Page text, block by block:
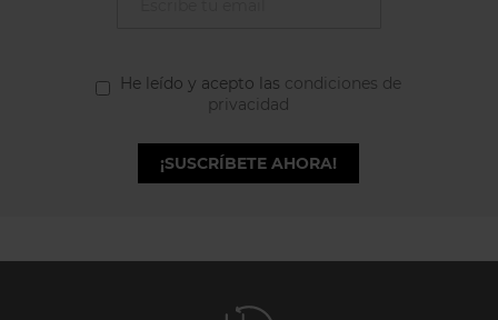
He leído y acepto las condiciones de
privacidad
¡SUSCRÍBETE AHORA!